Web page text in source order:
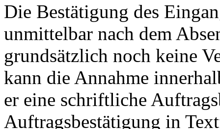
Die Bestätigung des
unmittelbar nach dem
grundsätzlich noch keine
kann die Annahme
er eine schriftliche
Auftragsbestätigung in